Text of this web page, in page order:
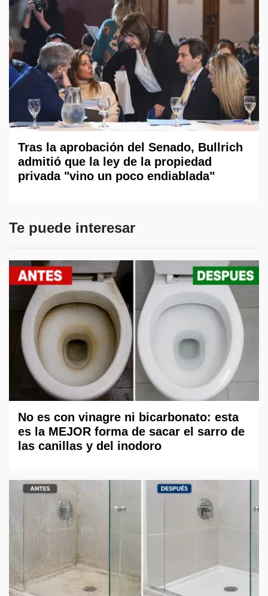
Tras la aprobación del Senado, Bullrich
admitió que la ley de la propiedad
privada "vino un poco endiablada"
Te puede interesar
No es con vinagre ni bicarbonato: esta
es la MEJOR forma de sacar el sarro de
las canillas y del inodoro